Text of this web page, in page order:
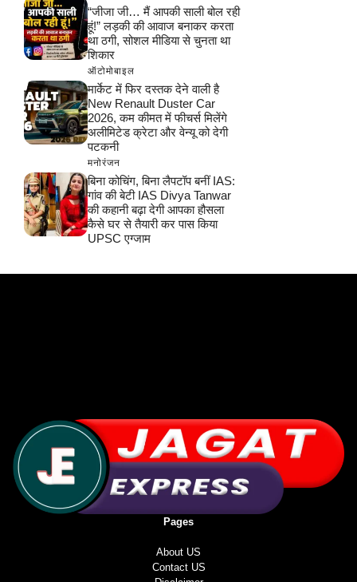
“जीजा जी… मैं आपकी साली बोल रही
हूं!” लड़की की आवाज बनाकर करता
था ठगी, सोशल मीडिया से चुनता था
शिकार
ऑटोमोबाइल
मार्केट में फिर दस्तक देने वाली है
New Renault Duster Car
2026, कम कीमत में फीचर्स मिलेंगे
अलीमिटेड क्रेटा और वेन्यू को देगी
पटकनी
मनोरंजन
बिना कोचिंग, बिना लैपटॉप बनीं IAS:
गांव की बेटी IAS Divya Tanwar
की कहानी बढ़ा देगी आपका हौसला
कैसे घर से तैयारी कर पास किया
UPSC एग्जाम
Pages
About US
Contact US